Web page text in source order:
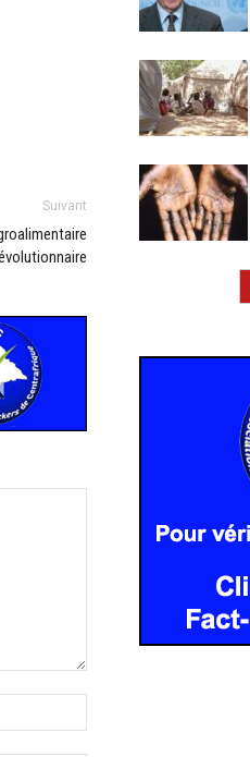
Suivant